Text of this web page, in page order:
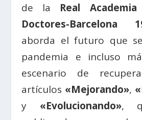
de la Real
Doctores-Barcelona
aborda el futuro que
pandemia e incluso
escenario de
artículos «Mejorando»,
y «Evolucionando»,